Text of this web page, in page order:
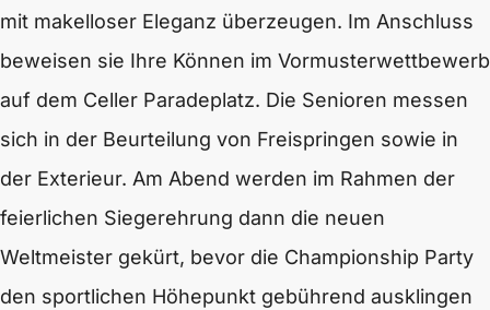
mit makelloser Eleganz überzeugen. Im Anschluss
beweisen sie Ihre Können im Vormusterwettbewerb
auf dem Celler Paradeplatz. Die Senioren messen
sich in der Beurteilung von Freispringen sowie in
der Exterieur. Am Abend werden im Rahmen der
feierlichen Siegerehrung dann die neuen
Weltmeister gekürt, bevor die Championship Party
den sportlichen Höhepunkt gebührend ausklingen